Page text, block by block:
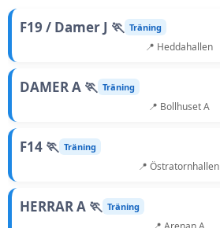
F19 / Damer J 🏃 Träning
📍 Heddahallen
DAMER A 🏃 Träning
📍 Bollhuset A
F14 🏃 Träning
📍 Östratornhallen
HERRAR A 🏃 Träning